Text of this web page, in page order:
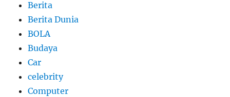
Berita
Berita Dunia
BOLA
Budaya
Car
celebrity
Computer